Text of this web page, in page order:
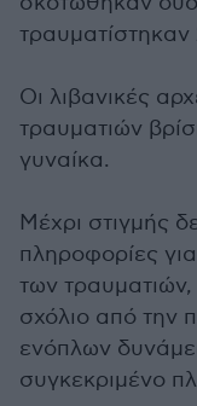
Οι λιβανικές
τραυματιών
γυναίκα.
Μέχρι στιγμής
πληροφορίες
των
σχόλιο από την
ενόπλων
συγκεκριμένο